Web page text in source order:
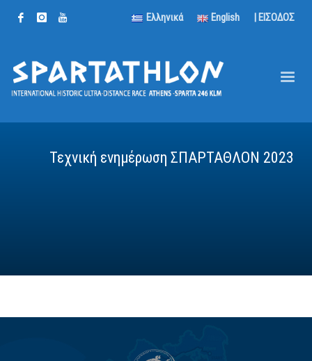
Ελληνικά English | ΕΙΣΟΔΟΣ
Τεχνική ενημέρωση ΣΠΑΡΤΑΘΛΟΝ 2023